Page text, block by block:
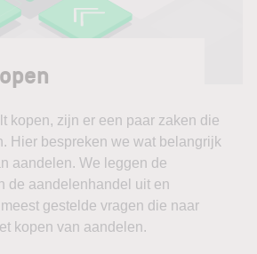
kopen, zijn er een paar zaken die
Hier bespreken we wat belangrijk
aandelen. We leggen de
de aandelenhandel uit en
gestelde vragen die naar
kopen van aandelen.